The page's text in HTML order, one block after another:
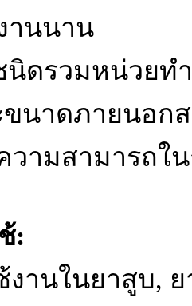
านนาน
นิดรวมหน่วย
นาดภายนอก
ามสามารถใ
:
งานในยาสูบ,